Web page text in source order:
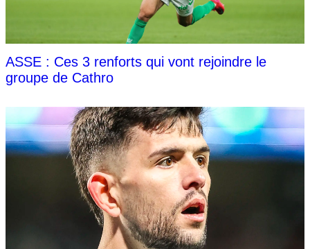
ASSE : Ces 3 renforts qui vont rejoindre le
groupe de Cathro